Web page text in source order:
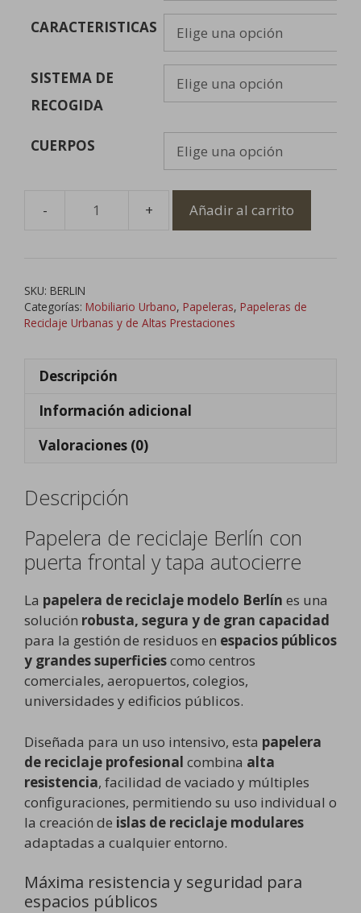
CARACTERISTICAS
SISTEMA DE
RECOGIDA
CUERPOS
Papelera
Puerta
Frontal
Añadir al carrito
SKU: BERLIN
Categorías: Mobiliario Urbano, Papeleras, Papeleras de
Reciclaje Urbanas y de Altas Prestaciones
Descripción
Información adicional
Valoraciones (0)
Descripción
Papelera de reciclaje Berlín con
puerta frontal y tapa autocierre
La papelera de reciclaje modelo Berlín es una
solución robusta, segura y de gran capacidad
para la gestión de residuos en espacios públicos
y grandes superficiescomo centros
comerciales, aeropuertos, colegios,
universidades y edificios públicos.
Diseñada para un uso intensivo, esta papelera
de reciclaje profesional combina alta
resistencia, facilidad de vaciado y múltiples
configuraciones, permitiendo su uso individual o
la creación de islas de reciclaje modulares
adaptadas a cualquier entorno.
Máxima resistencia y seguridad para
espacios públicos